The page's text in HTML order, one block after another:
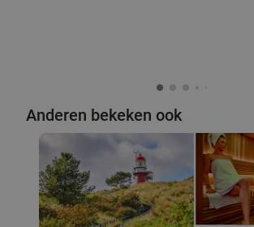
Anderen bekeken ook